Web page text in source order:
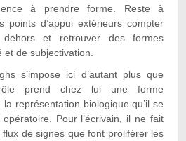
à prendre forme. Reste à
points d’appui extérieurs compter
et retrouver des formes
de subjectivation.
s’impose ici d’autant plus que
prend chez lui une forme
représentation biologique qu’il se
Pour l’écrivain, il ne fait
de signes que font proliférer les